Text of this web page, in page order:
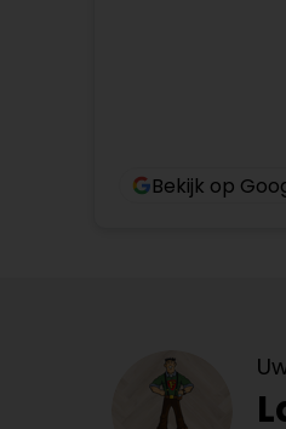
Bekijk op